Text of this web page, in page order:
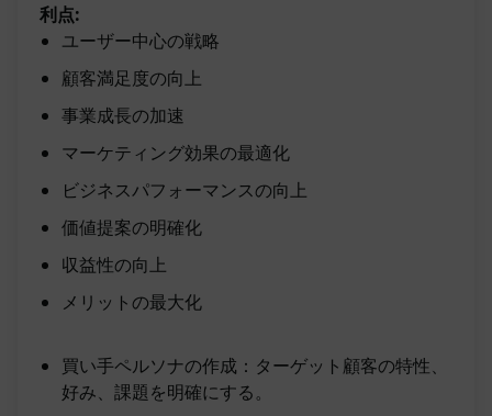
利点:
ユーザー中心の戦略
顧客満足度の向上
事業成長の加速
マーケティング効果の最適化
ビジネスパフォーマンスの向上
価値提案の明確化
収益性の向上
メリットの最大化
買い手ペルソナの作成：ターゲット顧客の特性、
好み、課題を明確にする。